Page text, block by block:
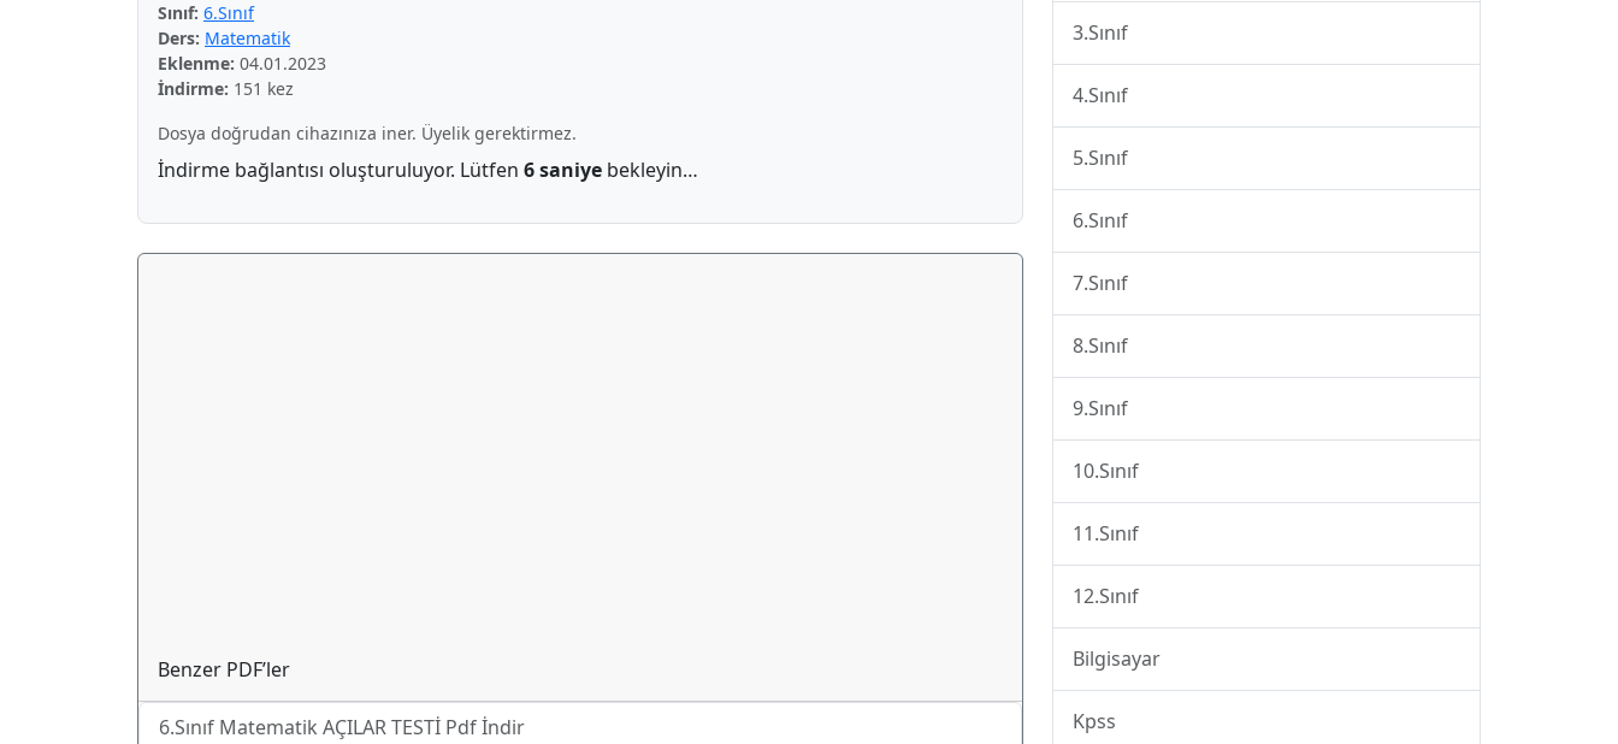
Sınıf: 6.Sınıf
Ders: Matematik
Eklenme: 04.01.2023
İndirme: 151 kez
Dosya doğrudan cihazınıza iner. Üyelik gerektirmez.
İndirme bağlantısı oluşturuluyor. Lütfen 6 saniye bekleyin…
Benzer PDF’ler
6.Sınıf Matematik AÇILAR TESTİ Pdf İndir
3.Sınıf
4.Sınıf
5.Sınıf
6.Sınıf
7.Sınıf
8.Sınıf
9.Sınıf
10.Sınıf
11.Sınıf
12.Sınıf
Bilgisayar
Kpss